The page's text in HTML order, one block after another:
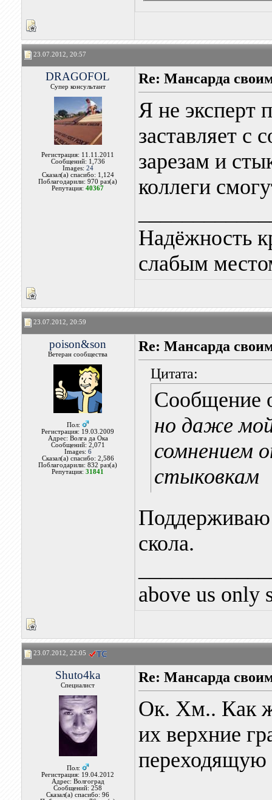
23.07.2012, 20:57
DRAGOFOL
Супер консультант
Регистрация: 11.11.2011
Сообщений: 1,736
Images: 24
Сказал(а) спасибо: 1,124
Поблагодарили: 970 раз(а)
Репутация:40367
Re: Мансарда
Я не эксперт
заставляет с
зарезам и
коллеги
Надёжность
слабым
23.07.2012, 20:59
poison&son
Ветеран сообщества
Пол:
Регистрация: 19.03.2009
Адрес: Волга да Ока
Сообщений: 2,071
Images: 6
Сказал(а) спасибо: 2,586
Поблагодарили: 832 раз(а)
Репутация:31841
Re: Мансарда
Цитата:
Сообщение
но даже
сомнением
стыковкам
Поддерживаю
скола.
above us only
23.07.2012, 22:05
Shuto4ka
Специалист
Пол:
Регистрация: 19.04.2012
Адрес: Волгоград
Сообщений: 258
Сказал(а) спасибо: 96
Re: Мансарда
Ок. Хм.. Как
их верхние
переходящую